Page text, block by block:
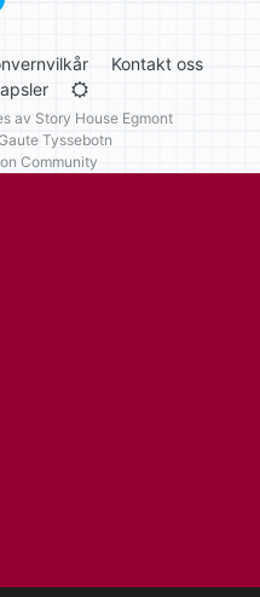
Kontakt oss
av Story House Egmont
Tyssebotn
Community